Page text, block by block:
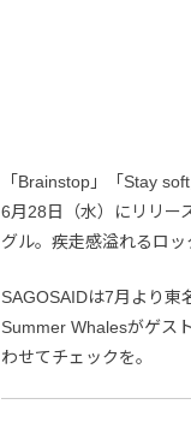
「Brainstop」「Stay
6月28日（水）にリリー
グル。疾走感溢れるロッ
SAGOSAIDは7月より東
Summer Whalesがゲス
わせてチェックを。